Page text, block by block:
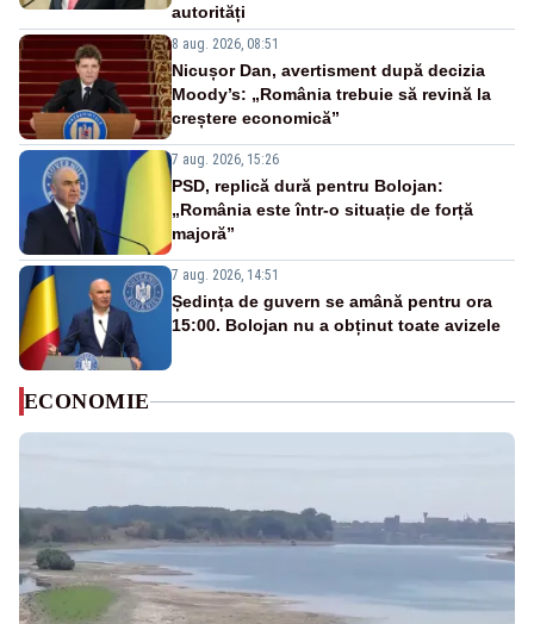
autorități
8 aug. 2026, 08:51
Nicușor Dan, avertisment după decizia
Moody’s: „România trebuie să revină la
creștere economică”
7 aug. 2026, 15:26
PSD, replică dură pentru Bolojan:
„România este într-o situație de forță
majoră”
7 aug. 2026, 14:51
Ședința de guvern se amână pentru ora
15:00. Bolojan nu a obținut toate avizele
ECONOMIE